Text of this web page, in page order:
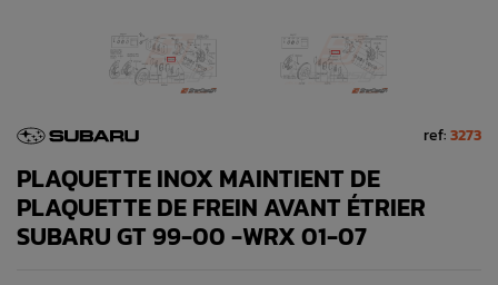
ref:3273
PLAQUETTE INOX MAINTIENT DE
PLAQUETTE DE FREIN AVANT ÉTRIER
SUBARU GT 99-00 -WRX 01-07